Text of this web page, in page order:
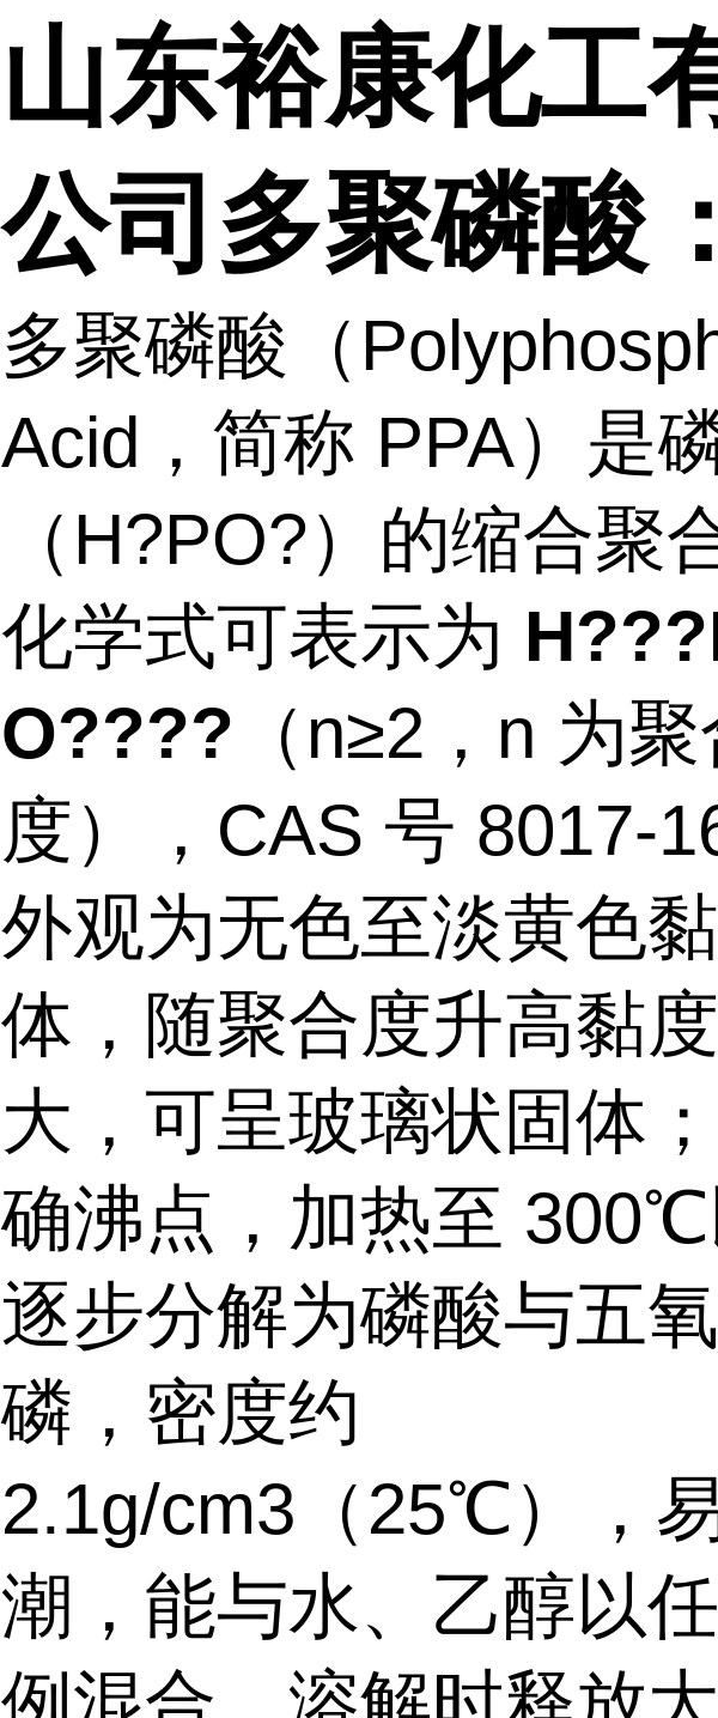
山东裕康化工
公司多聚磷酸
多聚磷酸（
Acid，简称 PPA）是
（H?PO?）的缩合聚
化学式可表示为
O???? （n≥2，n 为
度），CAS 号 8017-
外观为无色至淡黄色
体，随聚合度升高黏
大，可呈玻璃状固体
确沸点，加热至
逐步分解为磷酸与五
磷，密度约
2.1g/cm3（25℃），
潮，能与水、乙醇以